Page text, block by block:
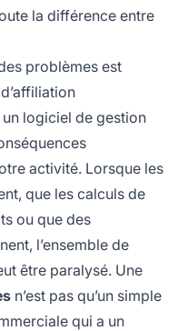
la différence entre
problèmes est
logiciel de gestion
activité. Lorsque les
que les calculs de
ou que des
l’ensemble de
être paralysé. Une
n’est pas qu’un simple
qui a un